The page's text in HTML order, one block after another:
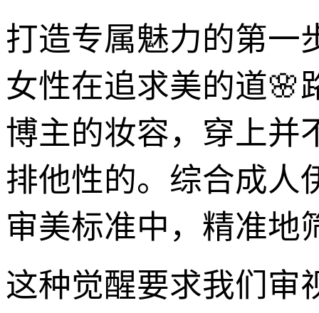
打造专属魅力的第一
女性在追求美的道🌸
博主的妆容，穿上并
排他性的。综合成人
审美标准中，精准地
这种觉醒要求我们审